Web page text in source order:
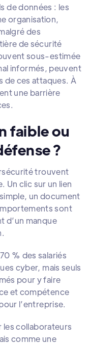
de données : les
organisation,
des
de sécurité
sous-estimée
informés, peuvent
de ces attaques. À
une barrière
faible ou
?
trouvent
Un clic sur un lien
un document
sont
d’un manque
% des salariés
cyber, mais seuls
pour y faire
et compétence
l’entreprise.
collaborateurs
comme une